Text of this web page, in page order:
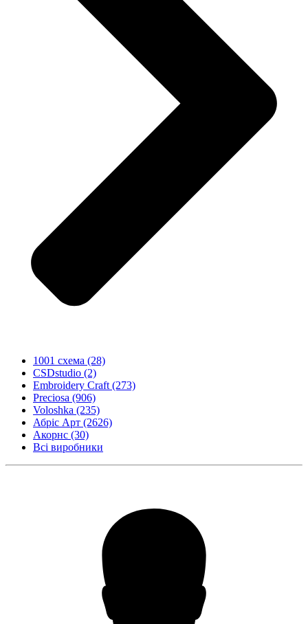
1001 схема (28)
CSDstudio (2)
Embroidery Craft (273)
Preciosa (906)
Voloshka (235)
Абріс Арт (2626)
Акорнс (30)
Всі виробники